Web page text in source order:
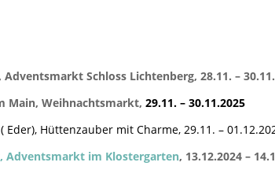
Adventsmarkt Schloss Lichtenberg, 28.11. –
Main, Weihnachtsmarkt, 29.11. – 30.11.2025
Eder), Hüttenzauber mit Charme, 29.11. –
Adventsmarkt im Klostergarten, 13.12.2024 –